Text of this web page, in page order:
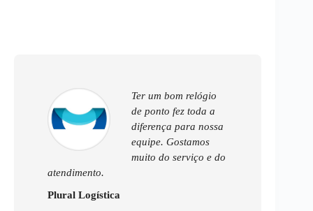
Ter um bom relógio
de ponto fez toda a
diferença para nossa
equipe. Gostamos
muito do serviço e do
atendimento.
Plural Logística